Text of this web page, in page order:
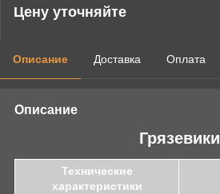
Цену уточняйте
Описание Доставка Оплата
Описание
Грязевики
Технические
характеристики